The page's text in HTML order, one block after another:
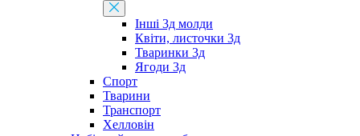
Інші 3д молди
Квіти, листочки 3д
Тваринки 3д
Ягоди 3д
Спорт
Тварини
Транспорт
Хелловін